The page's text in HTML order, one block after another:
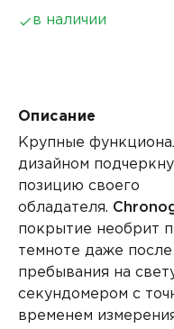
в наличии
Описание
Крупные
дизайном
позицию своего
обладателя.
покрытие необрит
темноте даже
пребывания на
секундомером с
временем